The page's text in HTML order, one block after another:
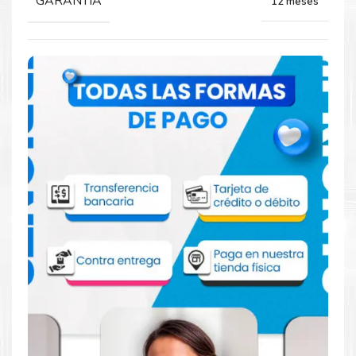
Comprar Cinta Brother HSE621E para
impresora E110VP E300VP 550WVP P700
P900W
Aprovecha nuestra experiencia y atención para adquirir tus
productos. Tenemos promociones todos los dias. Escríbenos o
visítanos hoy para encontrar la solución perfecta para tu
, como la
impresora E110VP E300VP 550WVP P700 P900W